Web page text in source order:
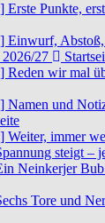
Erste Punkte,
Einwurf,
2026/27
Reden wir mal
Namen und
Weiter, immer
steigt –
Neinkerjer
Tore und